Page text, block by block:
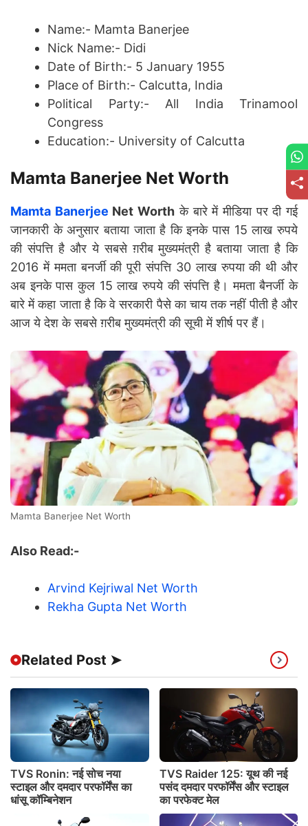
Name:- Mamta Banerjee
Nick Name:- Didi
Date of Birth:- 5 January 1955
Place of Birth:- Calcutta, India
Political Party:- All India Trinamool
Congress
Education:- University of Calcutta
Mamta Banerjee Net Worth
Mamta Banerjee Net Worth के बारे में मीडिया पर दी गई
जानकारी के अनुसार बताया जाता है कि इनके पास 15 लाख रुपये
की संपत्ति है और ये सबसे ग़रीब मुख्यमंत्री है बताया जाता है कि
2016 में ममता बनर्जी की पूरी संपत्ति 30 लाख रुपया की थी और
अब इनके पास कुल 15 लाख रुपये की संपत्ति है। ममता बैनर्जी के
बारे में कहा जाता है कि वे सरकारी पैसे का चाय तक नहीं पीती है और
आज ये देश के सबसे ग़रीब मुख्यमंत्री की सूची में शीर्ष पर हैं।
Mamta Banerjee Net Worth
Also Read:-
Arvind Kejriwal Net Worth
Rekha Gupta Net Worth
Related Post ➤
TVS Ronin: नई सोच नया
स्टाइल और दमदार परफॉर्मेंस का
धांसू कॉम्बिनेशन
TVS Raider 125: यूथ की नई
पसंद दमदार परफॉर्मेंस और स्टाइल
का परफेक्ट मेल